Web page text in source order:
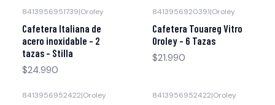
8413956951739|Oroley
Cafetera Italiana de
acero inoxidable - 2
tazas - Stilla
$24.990
8413956920391|Oroley
Cafetera Touareg Vitro
Oroley - 6 Tazas
$21.990
8413956952422|Oroley 8413956952422|Oroley